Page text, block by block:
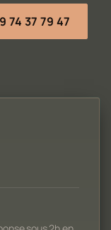
74 37 79 47